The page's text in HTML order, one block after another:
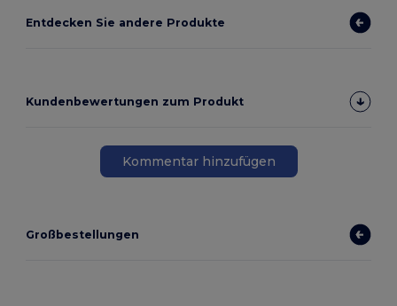
Entdecken Sie andere Produkte
Kundenbewertungen zum Produkt
Kommentar hinzufügen
Großbestellungen